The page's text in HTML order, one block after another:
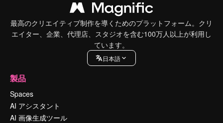
最高のクリエイティブ制作を導くためのプラットフォーム。クリ
エイター、企業、代理店、スタジオを含む100万人以上が利用し
ています。
日本語
製品
Spaces
AI アシスタント
AI 画像生成ツール